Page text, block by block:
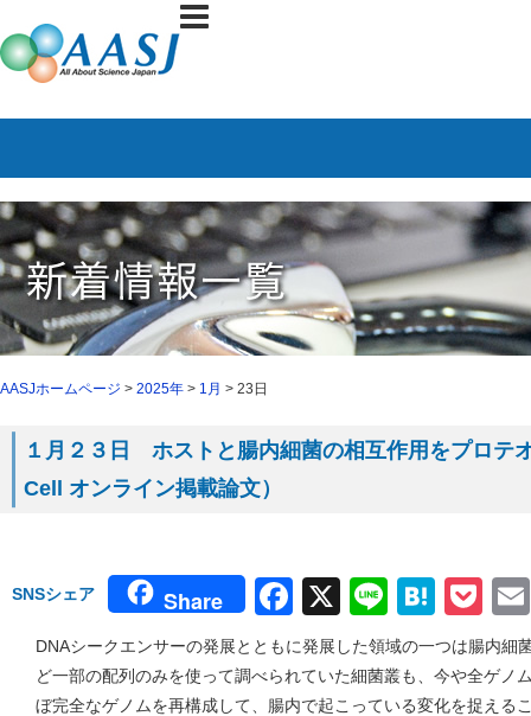
AASJホームページ > 2025年 > 1月 > 23日
１月２３日 ホストと腸内細菌の相互作用をプロテ
Cell オンライン掲載論文）
SNSシェア Share Facebook
X Line
DNAシークエンサーの発展とともに発展した領域の一つは腸内細
ど一部の配列のみを使って調べられていた細菌叢も、今や全ゲノ
ぼ完全なゲノムを再構成して、腸内で起こっている変化を捉える